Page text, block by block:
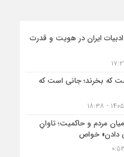
ایران در هویت و قدرت
که بخرند؛ جانی است که
مردم و حاکمیت؛ تاوانِ
دادن» خواص